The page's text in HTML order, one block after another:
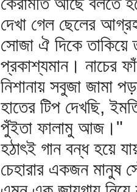
দেখা গেল ছেলের
সোজা ঐ দিকে তাকিয়ে
প্রকাশ্যমান। নাচের
নিশানায় সবুজা জামা
হাতের টিপ দেখছি,
পুঁইতা ফালামু আজ।"
হঠাৎই গান বন্ধ হয়ে
চেহারার একজন মানুষ